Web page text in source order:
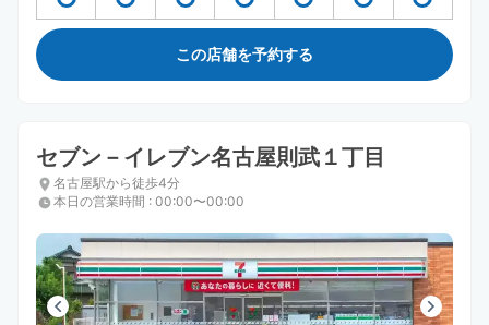
この店舗を予約する
セブン－イレブン名古屋則武１丁目
名古屋駅から徒歩4分
本日の営業時間 : 00:00〜00:00